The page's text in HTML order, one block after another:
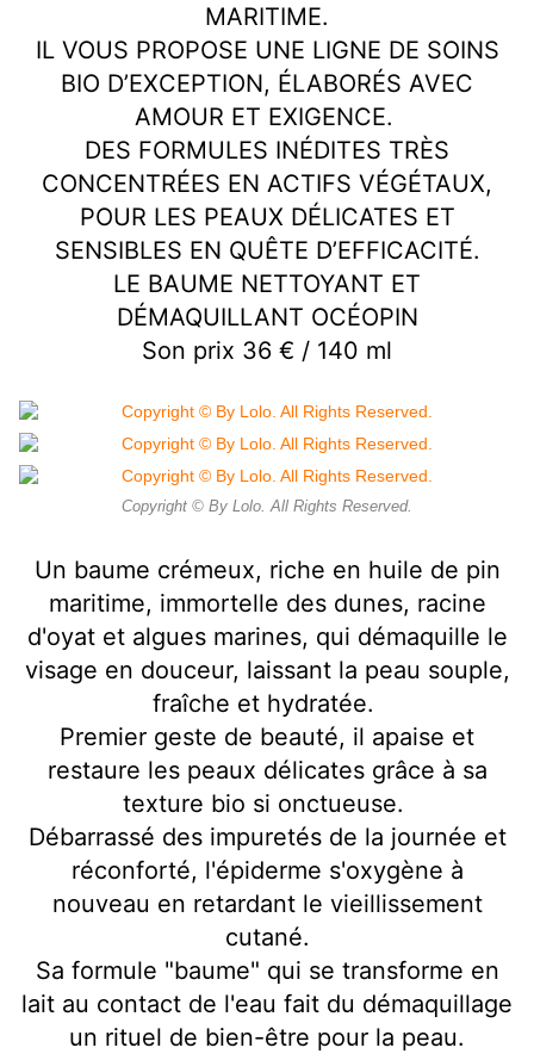
MARITIME.
IL VOUS PROPOSE UNE LIGNE DE SOINS
BIO D’EXCEPTION, ÉLABORÉS AVEC
AMOUR ET EXIGENCE.
DES FORMULES INÉDITES TRÈS
CONCENTRÉES EN ACTIFS VÉGÉTAUX,
POUR LES PEAUX DÉLICATES ET
SENSIBLES EN QUÊTE D’EFFICACITÉ.
LE BAUME NETTOYANT ET
DÉMAQUILLANT OCÉOPIN
Son prix 36 € / 140 ml
Copyright © By Lolo. All Rights Reserved.
Un baume crémeux, riche en huile de pin
maritime, immortelle des dunes, racine
d'oyat et algues marines, qui démaquille le
visage en douceur, laissant la peau souple,
fraîche et hydratée.
Premier geste de beauté, il apaise et
restaure les peaux délicates grâce à sa
texture bio si onctueuse.
Débarrassé des impuretés de la journée et
réconforté, l'épiderme s'oxygène à
nouveau en retardant le vieillissement
cutané.
Sa formule "baume" qui se transforme en
lait au contact de l'eau fait du démaquillage
un rituel de bien-être pour la peau.